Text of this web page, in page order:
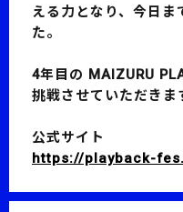
える力となり、今日ま
た。
4年目の MAIZURU
挑戦させていただきま
公式サイト
https://playback-